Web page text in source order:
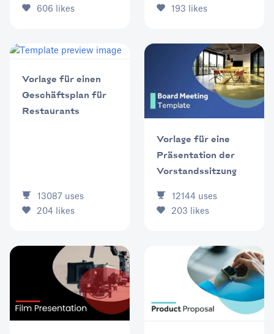
606 likes
193 likes
Vorlage für einen
Geschäftsplan für
Restaurants
13087 uses
204 likes
Vorlage für eine
Präsentation der
Vorstandssitzung
12144 uses
203 likes